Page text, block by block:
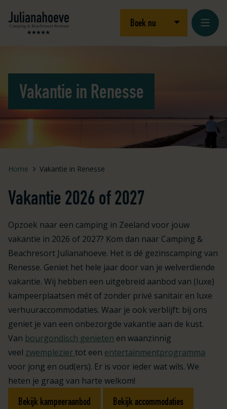
Logo Julianahoeve Boek nu Open/sluit
Vakantie in Renesse
Home Vakantie in Renesse
Vakantie 2026 of 2027
Opzoek naar een camping in Zeeland voor jouw
vakantie in 2026 of 2027? Kom dan naar Camping &
Beachresort Julianahoeve. Het is dé gezinscamping van
Renesse. Geniet het hele jaar door van je welverdiende
vakantie. Wij hebben een uitgebreid aanbod van (luxe)
kampeerplaatsen mét of zonder privé sanitair en luxe
verhuuraccommodaties. Waar je ook verblijft: bij ons
geniet je van een onbezorgde vakantie aan de kust.
Van bourgondisch genieten en waanzinnig
veel zwemplezier tot een entertainmentprogramma
voor jong en oud(ers). Er is voor ieder wat wils. We
heten je graag van harte welkom!
Bekijk kampeeraanbod Bekijk accommodaties